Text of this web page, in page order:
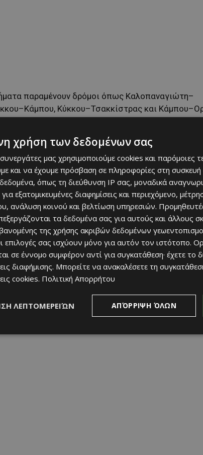
παραμένουν δρόμοι όπως Καλοπαναγιώτη–
Κύκκου–Τσακκίστρας και
ολισθηρό λόγω ελαφριάς χιονόπτωσης ή
διεξάγονται επίσης έργα, τα οποία ενδέχεται να
συστήνει στους οδηγούς να τηρούν τον
με τη σήμανση, για αποφυγή τροχαίων
χρήση των δεδομένων σας
συνεργάτες μας χρησιμοποιούμε cookies και παρόμοιες
και να έχουμε πρόσβαση σε πληροφορίες στη
όπως τη διεύθυνση IP σας, μοναδικά
εξατομικευμένες διαφημίσεις και περιεχόμενο,
ανάλυση κοινού και βελτίωση υπηρεσιών.
τα δεδομένα σας για αυτούς και άλλους
της χρήσης ακριβών δεδομένων
επιλογές σας ισχύουν μόνο για αυτόν τον ιστότοπο.
σε έννομο συμφέρον αντί για συγκατάθεση· έχετε το
διαφήμισης. Μπορείτε να ανακαλέσετε τη
cookies. Πολιτική Απορρήτου
ΑΠΌΡΡΙΨΗ ΌΛΩΝ
ΛΕΠΤΟΜΕΡΕΙΏΝ